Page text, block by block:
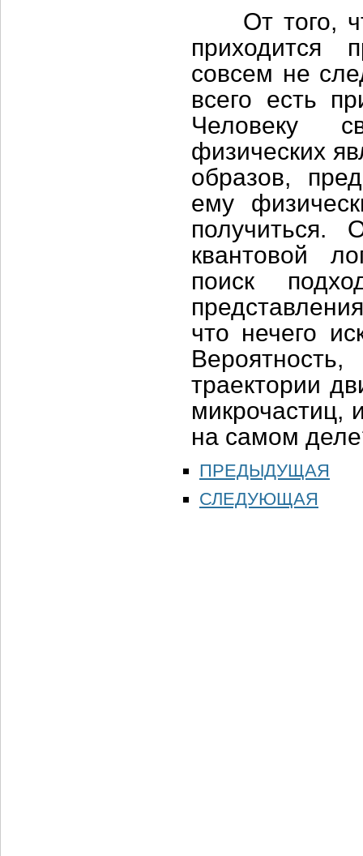
От того,
приходится
совсем не
всего есть
Человеку
физических
образов,
ему
получиться.
квантовой
поиск
что нечего
траектории
микрочастиц,
на самом
ПРЕДЫДУЩАЯ
СЛЕДУЮЩАЯ